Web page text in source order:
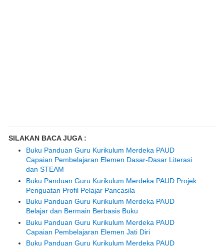
SILAKAN BACA JUGA :
Buku Panduan Guru Kurikulum Merdeka PAUD
Capaian Pembelajaran Elemen Dasar-Dasar Literasi
dan STEAM
Buku Panduan Guru Kurikulum Merdeka PAUD Projek
Penguatan Profil Pelajar Pancasila
Buku Panduan Guru Kurikulum Merdeka PAUD
Belajar dan Bermain Berbasis Buku
Buku Panduan Guru Kurikulum Merdeka PAUD
Capaian Pembelajaran Elemen Jati Diri
Buku Panduan Guru Kurikulum Merdeka PAUD